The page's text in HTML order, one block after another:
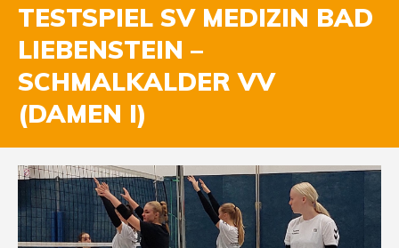
TESTSPIEL SV MEDIZIN BAD
LIEBENSTEIN –
SCHMALKALDER VV
(DAMEN I)